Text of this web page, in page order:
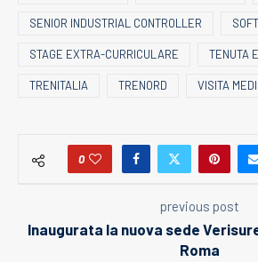
SENIOR INDUSTRIAL CONTROLLER
STAGE EXTRA-CURRICULARE TENUTA
TRENITALIA TRENORD VISITA
0
previous post
Inaugurata la nuova sede
Roma